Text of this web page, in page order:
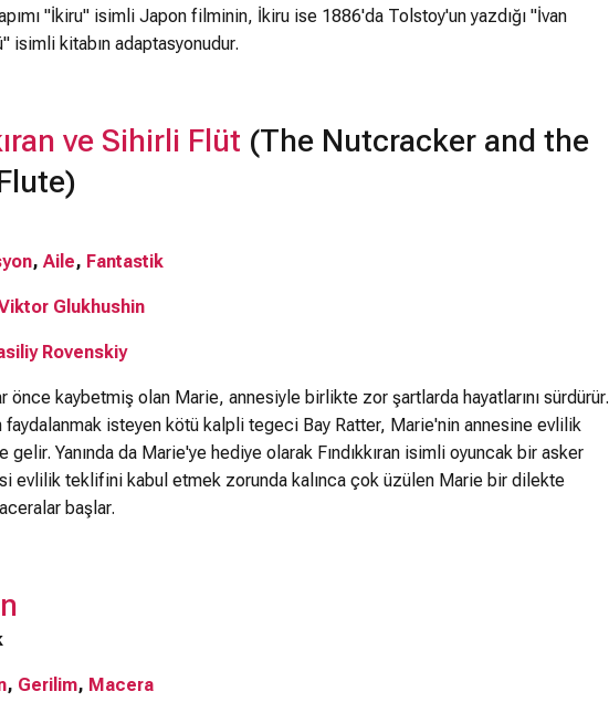
"İkiru" isimli Japon filminin, İkiru ise 1886'da Tolstoy'un yazdığı "İvan
isimli kitabın adaptasyonudur.
ve Sihirli Flüt (The Nutcracker and the
, Aile, Fantastik
Glukhushin
Rovenskiy
önce kaybetmiş olan Marie, annesiyle birlikte zor şartlarda hayatlarını sürdürür.
faydalanmak isteyen kötü kalpli tegeci Bay Ratter, Marie'nin annesine evlilik
Yanında da Marie'ye hediye olarak Fındıkkıran isimli oyuncak bir asker
evlilik teklifini kabul etmek zorunda kalınca çok üzülen Marie bir dilekte
başlar.
, Gerilim, Macera